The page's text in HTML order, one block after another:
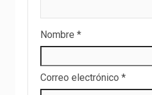
Nombre *
Correo electrónico *